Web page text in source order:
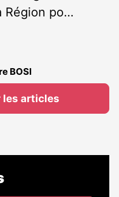
Région po…
BOSI
les articles